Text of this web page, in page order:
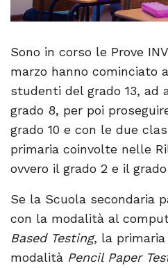
Sono in corso le Prove
marzo hanno cominciato
studenti del grado 13, ad
grado 8, per poi
grado 10 e con le due
primaria coinvolte nelle
ovvero il grado 2 e il grado
Se la Scuola secondaria
con la modalità al
Based Testing, la
modalità Pencil Paper